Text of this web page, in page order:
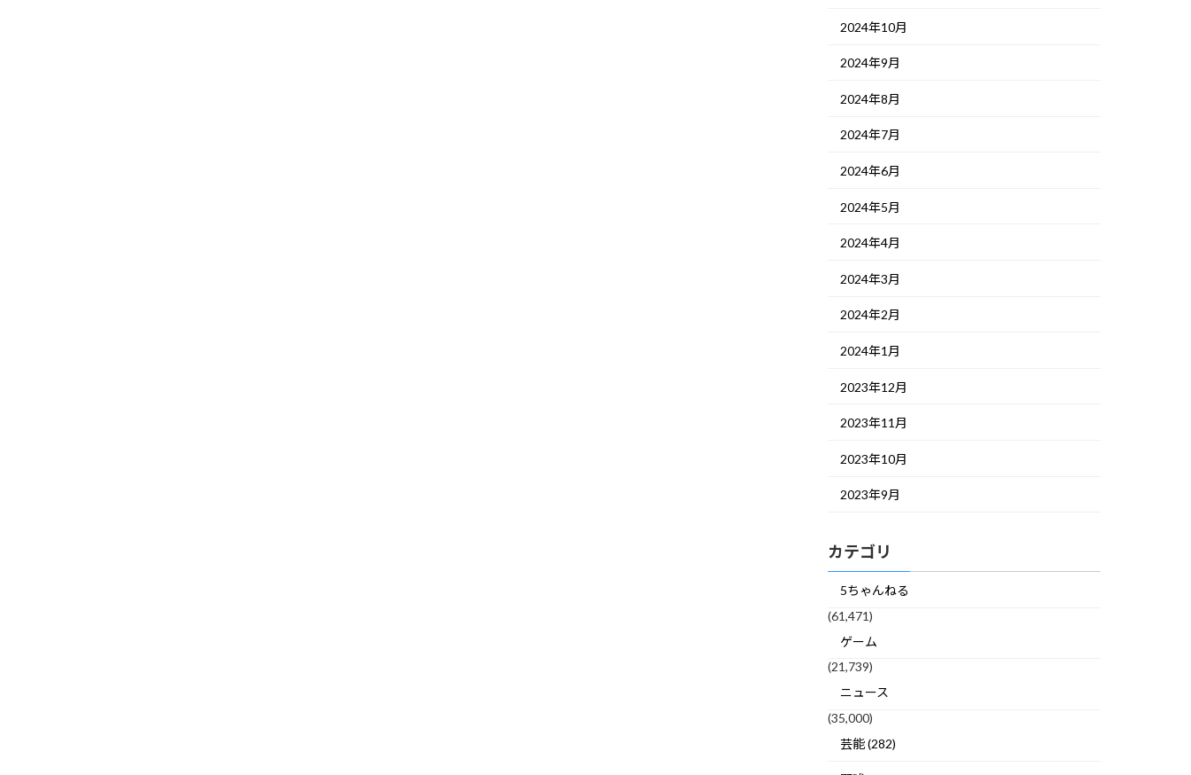
2024年10月
2024年9月
2024年8月
2024年7月
2024年6月
2024年5月
2024年4月
2024年3月
2024年2月
2024年1月
2023年12月
2023年11月
2023年10月
2023年9月
カテゴリ
5ちゃんねる
(61,471)
ゲーム
(21,739)
ニュース
(35,000)
芸能 (282)